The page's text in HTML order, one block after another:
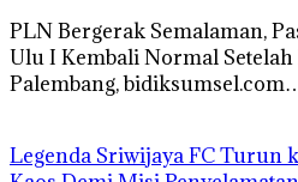
PLN Bergerak Semalaman,
Ulu I Kembali Normal
Palembang,
Legenda Sriwijaya FC Turun